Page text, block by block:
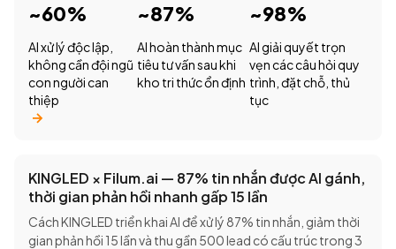
~60%
AI xử lý độc lập,
không cần đội ngũ
con người can
thiệp
~87%
AI hoàn thành mục
tiêu tư vấn sau khi
kho tri thức ổn định
~98%
AI giải quyết trọn
vẹn các câu hỏi quy
trình, đặt chỗ, thủ
tục
KINGLED × Filum.ai — 87% tin nhắn được AI gánh,
thời gian phản hồi nhanh gấp 15 lần
Cách KINGLED triển khai AI để xử lý 87% tin nhắn, giảm thời
gian phản hồi 15 lần và thu gần 500 lead có cấu trúc trong 3